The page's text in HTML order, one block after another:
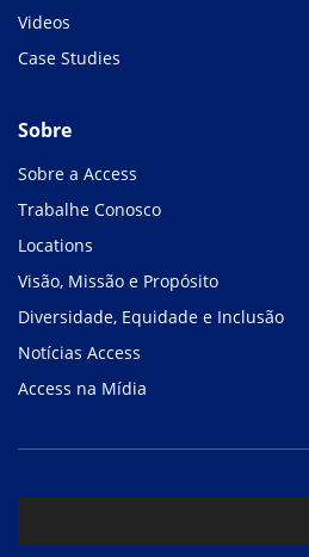
Videos
Case Studies
Sobre
Sobre a Access
Trabalhe Conosco
Locations
Visão, Missão e Propósito
Diversidade, Equidade e Inclusão
Notícias Access
Access na Mídia